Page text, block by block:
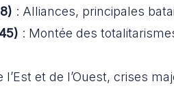
: Alliances, principales
: Montée des
l’Est et de l’Ouest, crises